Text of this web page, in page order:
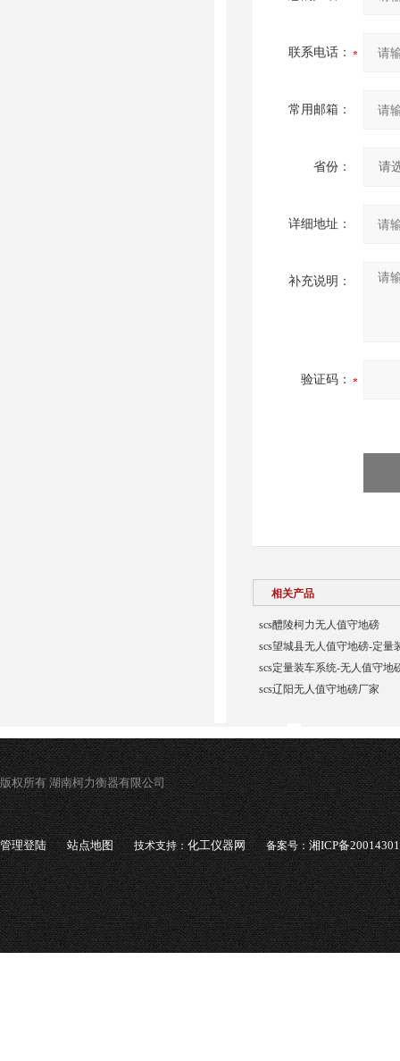
联系电话：
常用邮箱：
省份：
详细地址：
补充说明：
验证码：
相关产品
scs醴陵柯力无人值守地磅
scs望城县无人值守地磅-定量
scs定量装车系统-无人值守地
scs辽阳无人值守地磅厂家
版权所有 湖南柯力衡器有限公司
管理登陆 站点地图 技术支持：化工仪器网 备案号：湘ICP备